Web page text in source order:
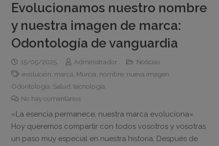
Evolucionamos nuestro nombre
y nuestra imagen de marca:
Odontología de vanguardia
15/05/2025 Administrador
Noticias
evolución marca Murcia nombre, nueva imagen
Odontología Salud tecnología
No hay comentarios
«La esencia permanece, nuestra marca evoluciona».
Hoy queremos compartir con todos vosotros y vosotras
un paso muy especial en nuestra historia. Después de